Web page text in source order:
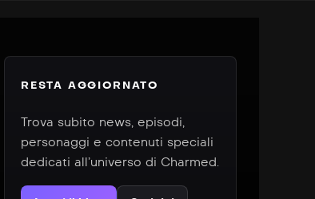
RESTA AGGIORNATO
Trova subito news, episodi,
personaggi e contenuti speciali
dedicati all’universo di Charmed.